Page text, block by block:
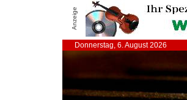
Anzeige
Donnerstag, 6. August 2026